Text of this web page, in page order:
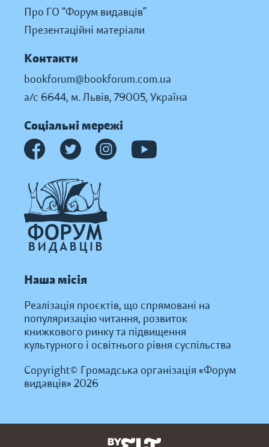
Про ГО “Форум видавців”
Презентаційні матеріали
Контакти
bookforum@bookforum.com.ua
а/с 6644, м. Львів, 79005, Україна
Соціальні мережі
Наша місія
Реалізація проєктів, що спрямовані на
популяризацію читання, розвиток
книжкового ринку та підвищення
культурного і освітнього рівня суспільства
Copyright© Громадська організація «Форум
видавців» 2026